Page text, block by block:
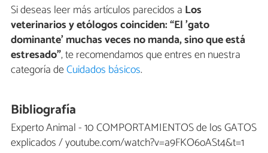
Si deseas leer más artículos parecidos a Los
veterinarios y etólogos coinciden: “El 'gato
dominante' muchas veces no manda, sino que está
estresado”, te recomendamos que entres en nuestra
categoría deCuidados básicos.
Bibliografía
Experto Animal - 10 COMPORTAMIENTOS de los GATOS
explicados / youtube.com/watch?v=a9FKO6oASt4&t=1